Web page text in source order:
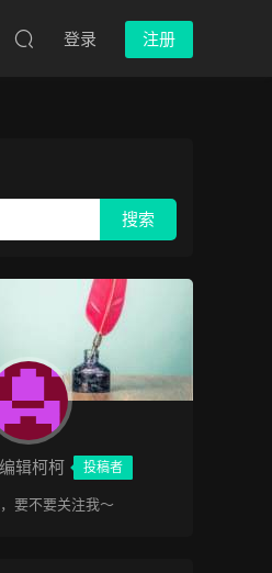
登录 注册
辑柯柯 投稿者
要不要关注我～